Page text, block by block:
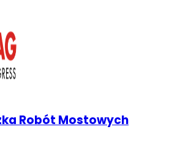
Robót Mostowych